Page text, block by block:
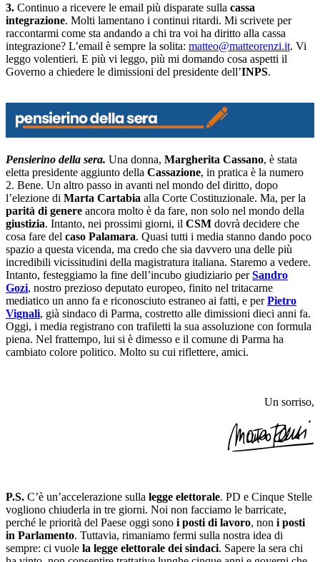
3. Continuo a ricevere le email più disparate sulla cassa
integrazione. Molti lamentano i continui ritardi. Mi scrivete per
raccontarmi come sta andando a chi tra voi ha diritto alla cassa
integrazione? L’email è sempre la solita: matteo@matteorenzi.it. Vi
leggo volentieri. E più vi leggo, più mi domando cosa aspetti il
Governo a chiedere le dimissioni del presidente dell’INPS.
Pensierino della sera. Una donna, Margherita Cassano, è stata
eletta presidente aggiunto della Cassazione, in pratica è la numero
2. Bene. Un altro passo in avanti nel mondo del diritto, dopo
l’elezione di Marta Cartabia alla Corte Costituzionale. Ma, per la
parità di genere ancora molto è da fare, non solo nel mondo della
giustizia. Intanto, nei prossimi giorni, il CSM dovrà decidere che
cosa fare del caso Palamara. Quasi tutti i media stanno dando poco
spazio a questa vicenda, ma credo che sia davvero una delle più
incredibili vicissitudini della magistratura italiana. Staremo a vedere.
Intanto, festeggiamo la fine dell’incubo giudiziario perSandro
Gozi, nostro prezioso deputato europeo, finito nel tritacarne
mediatico un anno fa e riconosciuto estraneo ai fatti, e perPietro
Vignali, già sindaco di Parma, costretto alle dimissioni dieci anni fa.
Oggi, i media registrano con trafiletti la sua assoluzione con formula
piena. Nel frattempo, lui si è dimesso e il comune di Parma ha
cambiato colore politico. Molto su cui riflettere, amici.
Un sorriso,
P.S. C’è un’accelerazione sulla legge elettorale. PD e Cinque Stelle
vogliono chiuderla in tre giorni. Noi non facciamo le barricate,
perché le priorità del Paese oggi sono i posti di lavoro, non i posti
in Parlamento. Tuttavia, rimaniamo fermi sulla nostra idea di
sempre: ci vuole la legge elettorale dei sindaci. Sapere la sera chi